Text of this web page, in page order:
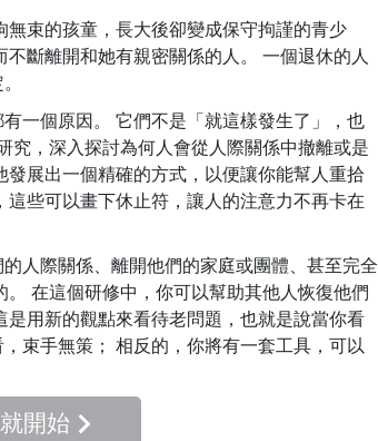
束的孩童，長大後卻變成保守拘謹的青少
斷離開和她有親密關係的人。 一個退休的人
一個原因。 它們不是「就這樣發生了」，也
究，深入探討為何人會從人際關係中撤離或是
展出一個精確的方式，以便讓你能幫人重拾
些可以畫下休止符，讓人的注意力不再卡在
人際關係、離開他們的家庭或團體、甚至完全
在這個研修中，你可以幫助其他人恢復他們
用新的觀點來看待老問題，也就是說當你看
束手無策； 相反的，你將有一套工具，可以
開始